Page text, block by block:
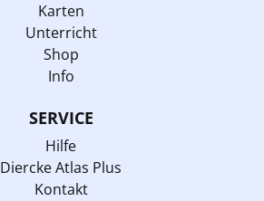
Karten
Unterricht
Shop
Info
SERVICE
Hilfe
Diercke Atlas Plus
Kontakt